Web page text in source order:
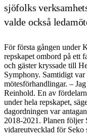
sjöfolks
valde också
För första gången under
repskapet ombord på ett
och gäster kryssade till
Symphony. Samtidigt
mötesförhandlingar. –
Reinhold. En av
under hela repskapet,
dagordningen var
2018-2021. Planen följer
vidareutvecklad för Seko